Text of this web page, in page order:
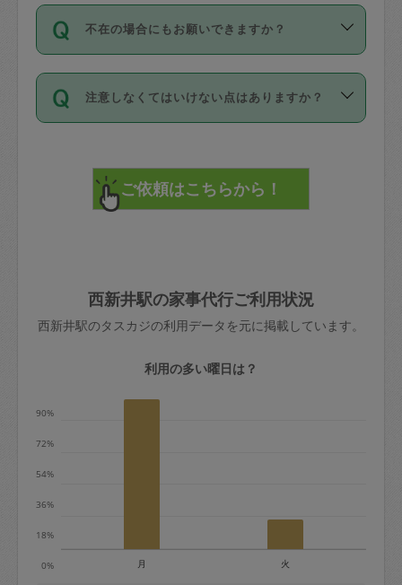
を依頼してください。
参考
【詳細】タスカジさんの登録に際
写真を撮り、
詳細FAQ：
損害賠償保険について教えて
1. 直前キャンセル（定期、スポット契約
共通）
72時間を超える※と、以下のキャンセル
料が発生します。
直前キャンセル料：
72時間前〜24時間前＝依頼料金の50%
依頼者不在による当日キャンセル＝依頼
金額の100%＋交通費全額
※例：依頼日時／土曜日午前9時開始の場
土曜日8時〜実施時間＝依頼金額の100%
＋交通費全額
依頼者不在による当日キャンセル＝依頼
「お試し利用」というメニューはありま
せんが、「一回のみ」依頼を活用するこ
とによって、気に入ったタスカジさんを
まず、条件の合う気になるタスカジさ
みてください。
その後、一番気に入ったタスカジさんに
不在の場合にもお願いできますか？
不在の場合の作業はタスカジさんの同意
が必要です。数回の依頼ののち、タスカ
ジさんと依頼者の間で十分な信頼関係が
てください。
不在時に部屋に入るためにタスカジさん
きた場合は損害保険の対象外となるので
ご注意ください。
注意しなくてはいけない点はありますか？
で、必ず鍵のかかるロッカーや金庫に入
れて依頼者の責任の元管理するよう心掛
けてください。
玉、など
あわせてこちらも参照ください：初めて
はありますか？
西新井駅の家事代行ご利用状況
西新井駅のタスカジの利用データを元に掲載しています。
利用の多い曜日は？
0%
18%
36%
54%
72%
90%
月 火